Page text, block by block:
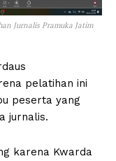
Jurnalis Pramuka Jatim
pelatihan ini
peserta yang
jurnalis.
karena Kwarda